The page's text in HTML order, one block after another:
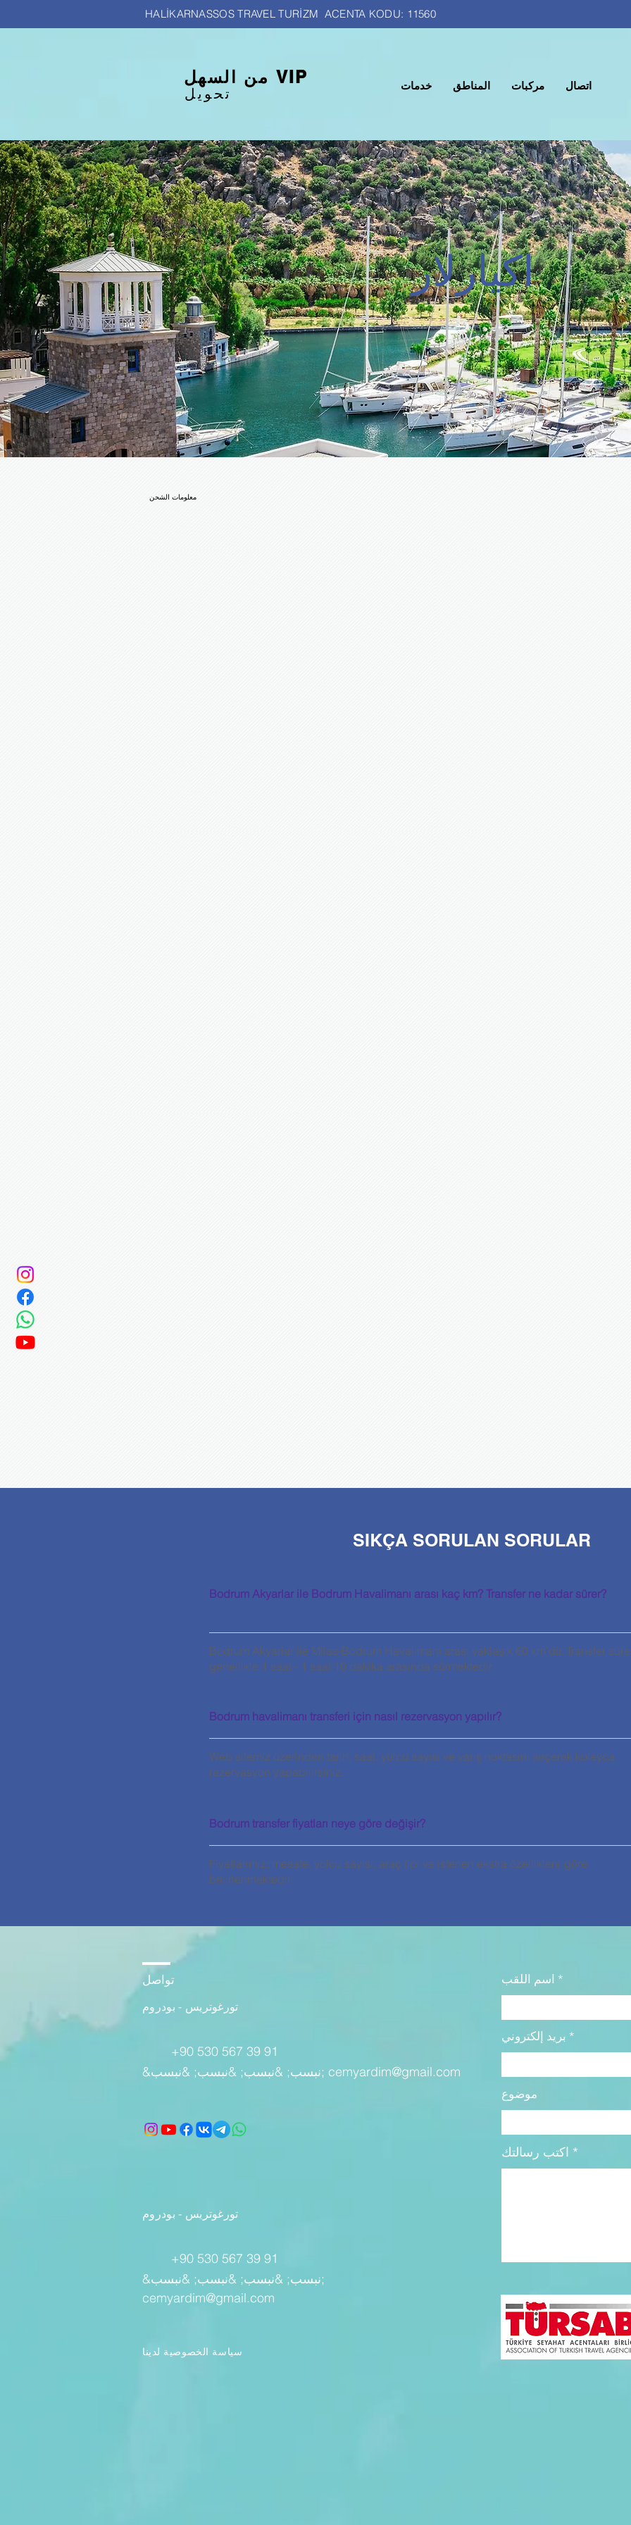
HALİKARNASSOS TRAVEL TURİZM ACENTA KODU: 11560
من السهل VIP
تحويل خدمات المناطق مركبات اتصال
اكيارلار
معلومات الشحن
SIKÇA SORULAN SORULAR
Bodrum Akyarlar ile Bodrum Havalimanı arası kaç km? Transfer ne kadar sürer?
Bodrum Akyarlar ile Milas-Bodrum Havalimanı arası yaklaşık 60 km’dir. Transfer
genellikle 1 saat - 1 saat 10 dakika arasında sürmektedir.
Bodrum havalimanı transferi için nasıl rezervasyon yapılır?
Web sitemiz üzerinden tarih, saat, yolcu sayısı ve varış noktasını seçerek kolayca
rezervasyon yapabilirsiniz.
Bodrum transfer fiyatları neye göre değişir?
Fiyatlarımız; mesafe, yolcu sayısı, araç tipi ve istenen ekstra özelliklere göre
belirlenmektedir.
تواصل
تورغوتريس - بودروم
+90 530 567 39 91
&نبسب; &نبسب; &نبسب; &نبسب; cemyardim@gmail.com
تورغوتريس - بودروم
+90 530 567 39 91
&نبسب; &نبسب; &نبسب; &نبسب;
cemyardim@gmail.com
سياسة الخصوصية لدينا
اسم اللقب
بريد إلكتروني
موضوع
اكتب رسالتك